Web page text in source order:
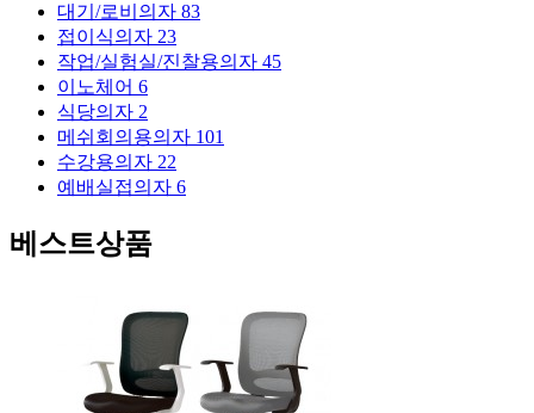
대기/로비의자 83
접이식의자 23
작업/실험실/진찰용의자 45
이노체어 6
식당의자 2
메쉬회의용의자 101
수강용의자 22
예배실접의자 6
베스트상품